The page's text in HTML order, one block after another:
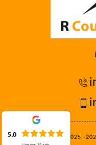
©2025 -
5.0